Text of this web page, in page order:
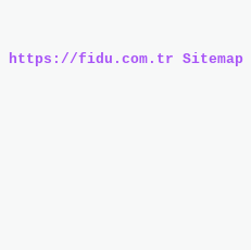
https://fidu.com.tr Sitemap